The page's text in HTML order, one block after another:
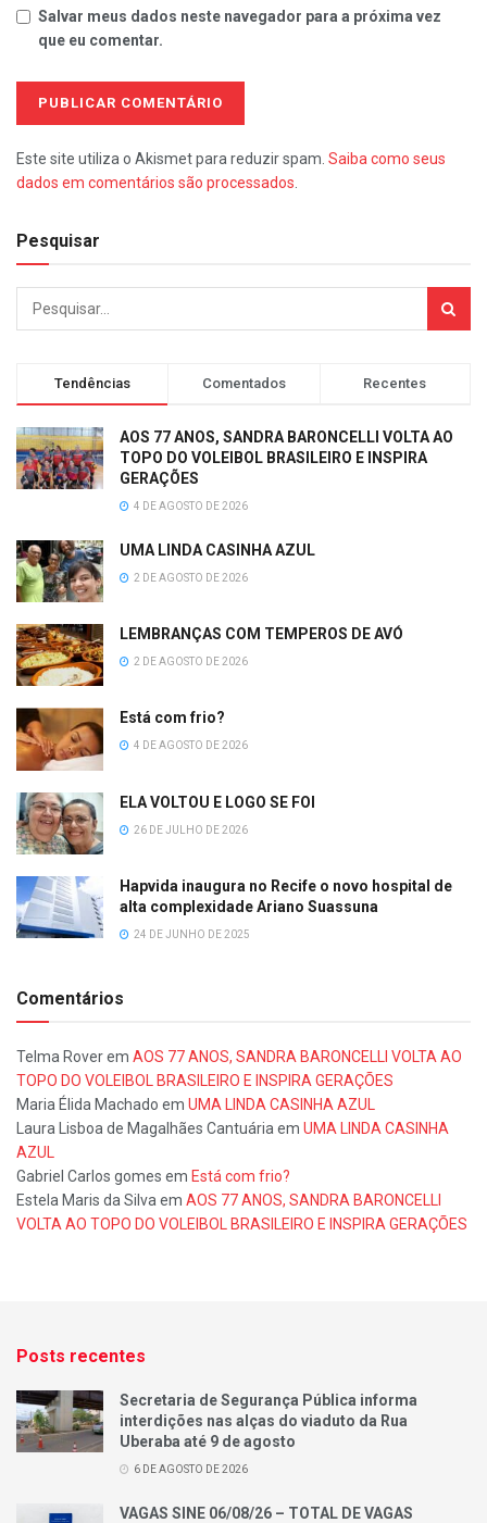
Salvar meus dados neste navegador para a próxima vez
que eu comentar.
Este site utiliza o Akismet para reduzir spam. Saiba como seus
dados em comentários são processados.
Pesquisar
Tendências Comentados Recentes
AOS 77 ANOS, SANDRA BARONCELLI VOLTA AO
TOPO DO VOLEIBOL BRASILEIRO E INSPIRA
GERAÇÕES
4 DE AGOSTO DE 2026
UMA LINDA CASINHA AZUL
2 DE AGOSTO DE 2026
LEMBRANÇAS COM TEMPEROS DE AVÓ
2 DE AGOSTO DE 2026
Está com frio?
4 DE AGOSTO DE 2026
ELA VOLTOU E LOGO SE FOI
26 DE JULHO DE 2026
Hapvida inaugura no Recife o novo hospital de
alta complexidade Ariano Suassuna
24 DE JUNHO DE 2025
Comentários
Telma Roverem AOS 77 ANOS, SANDRA BARONCELLI VOLTA AO
TOPO DO VOLEIBOL BRASILEIRO E INSPIRA GERAÇÕES
Maria Élida Machado em UMA LINDA CASINHA AZUL
Laura Lisboa de Magalhães Cantuária em UMA LINDA CASINHA
AZUL
Gabriel Carlos gomes em Está com frio?
Estela Maris da Silva em AOS 77 ANOS, SANDRA BARONCELLI
VOLTA AO TOPO DO VOLEIBOL BRASILEIRO E INSPIRA GERAÇÕES
Posts recentes
Secretaria de Segurança Pública informa
interdições nas alças do viaduto da Rua
Uberaba até 9 de agosto
6 DE AGOSTO DE 2026
VAGAS SINE 06/08/26 – TOTAL DE VAGAS